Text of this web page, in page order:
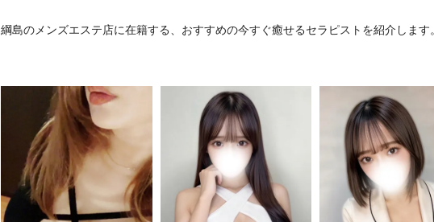
綱島のメンズエステ店に在籍する、おすすめの今すぐ癒せるセラピストを紹介します。